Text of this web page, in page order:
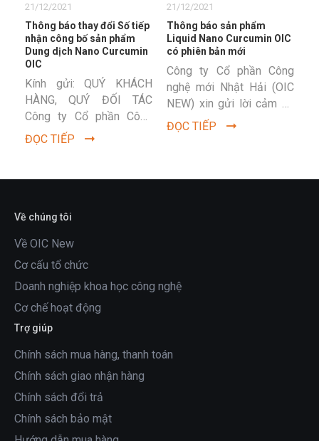
21/12/2021
Thông báo thay đổi Số tiếp
nhận công bố sản phẩm
Dung dịch Nano Curcumin
OIC
Kính gửi: QUÝ KHÁCH
HÀNG, QUÝ ĐỐI TÁC
Công ty Cổ phần Công
nghệ Mới Nhật Hải là
công ty hoạt động trong
ĐỌC TIẾP
21/12/2021
Thông báo sản phẩm
Liquid Nano Curcumin OIC
có phiên bản mới
Công ty Cổ phần Công
nghệ mới Nhật Hải (OIC
NEW) xin gửi lời cảm ơn
chân thành tới Quý Khách
hàng và các Đối...
ĐỌC TIẾP
Về chúng tôi
Về OIC New
Cơ cấu tổ chức
Doanh nghiệp khoa học công nghệ
Cơ chế hoạt động
Trợ giúp
Chính sách mua hàng, thanh toán
Chính sách giao nhận hàng
Chính sách đổi trả
Chính sách bảo mật